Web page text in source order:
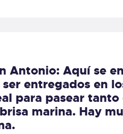
Antonio: Aquí se
entregados en
para pasear
marina. Hay